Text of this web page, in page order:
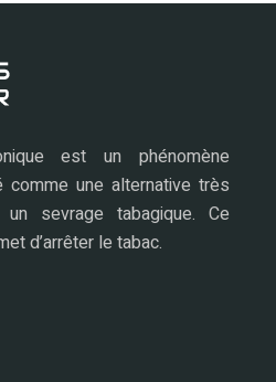
est un phénomène
comme une alternative très
sevrage tabagique. Ce
d’arrêter le tabac.